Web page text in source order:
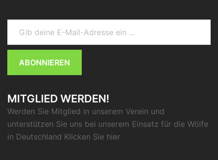
Gib deine E-Mail-Adresse ein ...
ABONNIEREN
MITGLIED WERDEN!
Werden Sie Mitglied in unserem Verein und
unterstützen Sie uns bei unserem Einsatz für die Wölfe
in Deutschland Klicken Sie hier